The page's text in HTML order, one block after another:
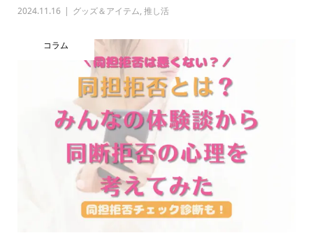
2024.11.16 グッズ＆アイテム, 推し活
コラム